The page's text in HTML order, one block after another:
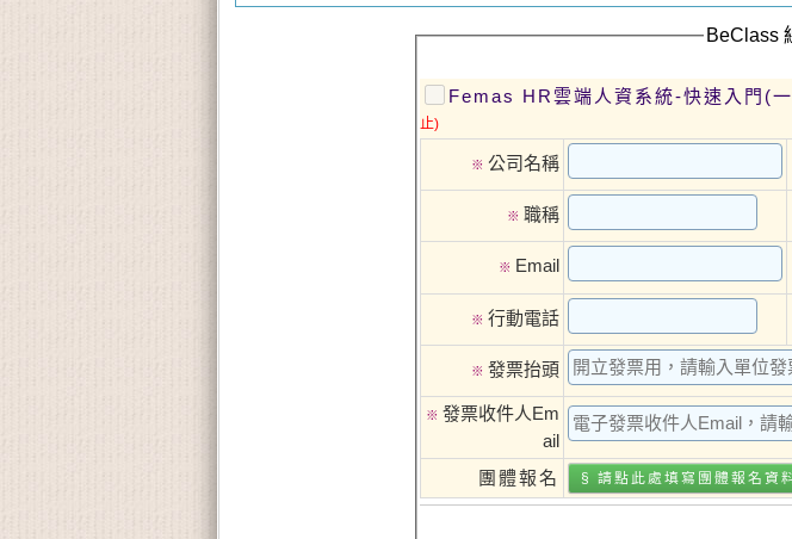
BeClass
Femas HR雲端人資系統-快速入門(
止)
※ 公司名稱
※ 職稱
※ Email
※ 行動電話
※ 發票抬頭
※ 發票收件人Em
ail
團體報名
§ 請點此處填寫 團體報名 資